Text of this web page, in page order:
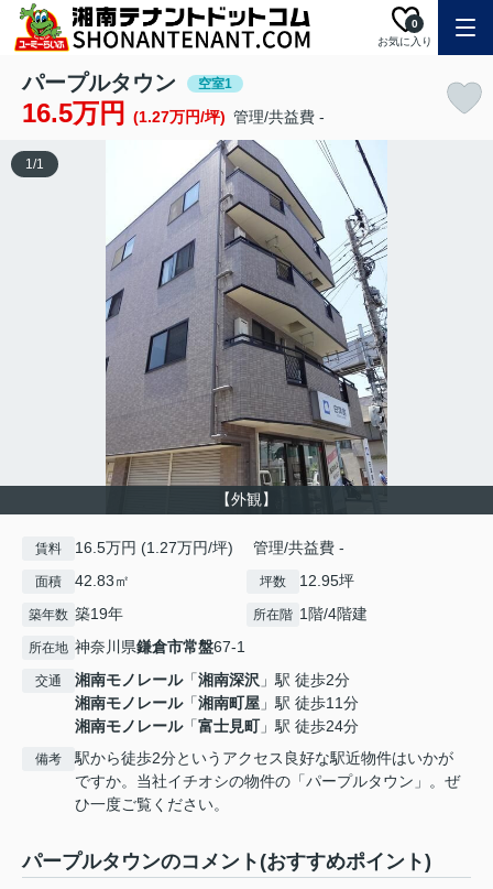
お気に入り
0
パープルタウン 空室1
16.5万円 (1.27万円/坪) 管理/共益費 -
【外観】
1/1
賃料 16.5万円 (1.27万円/坪) 管理/共益費 -
面積 42.83㎡ 坪数 12.95坪
築年数 築19年 所在階 1階/4階建
所在地 神奈川県鎌倉市常盤67-1
交通 湘南モノレール「湘南深沢 」駅 徒歩2分
湘南モノレール「湘南町屋 」駅 徒歩11分
湘南モノレール「富士見町」駅 徒歩24分
備考
駅から徒歩2分というアクセス良好な駅近物件はいかが
ですか。当社イチオシの物件の「パープルタウン」。ぜ
ひ一度ご覧ください。
パープルタウンのコメント(おすすめポイント)